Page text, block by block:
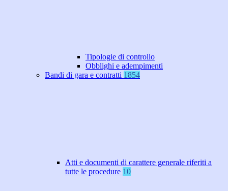
Tipologie di controllo
Obblighi e adempimenti
Bandi di gara e contratti 1854
Atti e documenti di carattere generale riferiti a
tutte le procedure 10